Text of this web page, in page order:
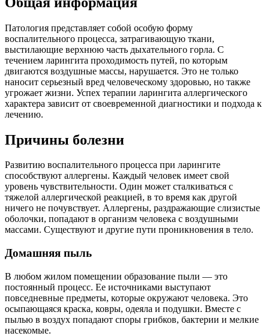
Патология представляет собой особую форму
воспалительного процесса, затрагивающую ткани,
выстилающие верхнюю часть дыхательного горла. С
течением ларингита проходимость путей, по которым
двигаются воздушные массы, нарушается. Это не только
наносит серьезный вред человеческому здоровью, но также
угрожает жизни. Успех терапии ларингита аллергического
характера зависит от своевременной диагностики и подхода к
лечению.
Причины болезни
Развитию воспалительного процесса при ларингите
способствуют аллергены. Каждый человек имеет свой
уровень чувствительности. Один может сталкиваться с
тяжелой аллергической реакцией, в то время как другой
ничего не почувствует. Аллергены, раздражающие слизистые
оболочки, попадают в организм человека с воздушными
массами. Существуют и другие пути проникновения в тело.
Домашняя пыль
В любом жилом помещении образование пыли — это
постоянный процесс. Ее источниками выступают
повседневные предметы, которые окружают человека. Это
осыпающаяся краска, ковры, одеяла и подушки. Вместе с
пылью в воздух попадают споры грибков, бактерии и мелкие
насекомые.